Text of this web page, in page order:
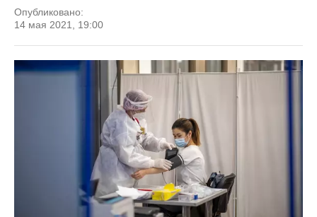
Опубликовано:
14 мая 2021, 19:00